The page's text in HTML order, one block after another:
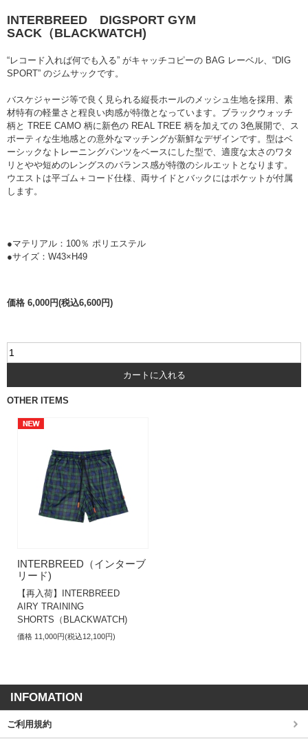
INTERBREED DIGSPORT GYM
SACK（BLACKWATCH)
“レコード入れば何でも入る” がキャッチコピーの BAG レーベル、“DIG
SPORT” のジムサックです。
バスケジャージ等で良く見られる縦長ホールのメッシュ生地を採用、素
材特有の軽量さと程良い肉感が特徴となっています。ブラックウォッチ
柄と TREE CAMO 柄に新色の REAL TREE 柄を加えての 3色展開で、ス
ポーティな生地感との意外なマッチングが新鮮なデザインです。型はベ
ーシックなトレーニングパンツをベースにした型で、適度な太さのワタ
リとやや短めのレングスのバランス感が特徴のシルエットとなります。
ウエストは平ゴム＋コード仕様、両サイドとバックにはポケットが付属
します。
●マテリアル：100％ ポリエステル
●サイズ：W43×H49
価格 6,000円(税込6,600円)
OTHER ITEMS
INTERBREED（インターブ
リード)
【再入荷】INTERBREED
AIRY TRAINING
SHORTS（BLACKWATCH)
価格 11,000円(税込12,100円)
INFOMATION
ご利用規約